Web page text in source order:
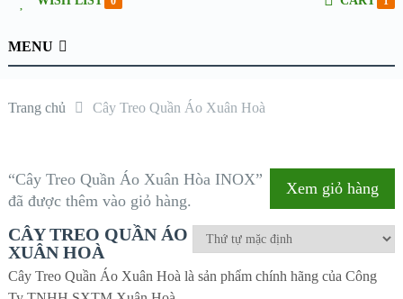
MENU
Trang chủ Cây Treo Quần Áo Xuân Hoà
Xem giỏ hàng
“Cây Treo Quần Áo Xuân Hòa INOX”
đã được thêm vào giỏ hàng.
CÂY TREO QUẦN ÁO
XUÂN HOÀ
Cây Treo Quần Áo Xuân Hoà là sản phẩm chính hãng của Công